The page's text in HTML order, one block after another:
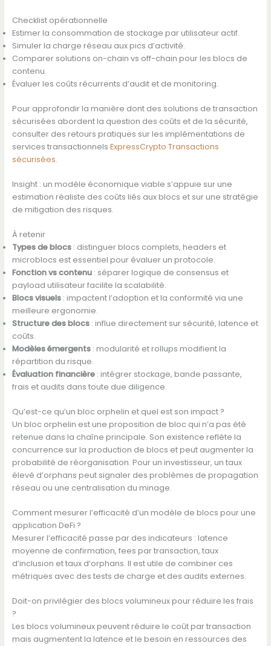
Checklist opérationnelle
Estimer la consommation de stockage par utilisateur actif.
Simuler la charge réseau aux pics d’activité.
Comparer solutions on-chain vs off-chain pour les blocs de
contenu.
Évaluer les coûts récurrents d’audit et de monitoring.
Pour approfondir la manière dont des solutions de transaction
sécurisées abordent la question des coûts et de la sécurité,
consulter des retours pratiques sur les implémentations de
services transactionnels ExpressCrypto Transactions
sécurisées.
Insight : un modèle économique viable s’appuie sur une
estimation réaliste des coûts liés aux blocs et sur une stratégie
de mitigation des risques.
À retenir
Types de blocs: distinguer blocs complets, headers et
microblocs est essentiel pour évaluer un protocole.
Fonction vs contenu: séparer logique de consensus et
payload utilisateur facilite la scalabilité.
Blocs visuels: impactent l’adoption et la conformité via une
meilleure ergonomie.
Structure des blocs: influe directement sur sécurité, latence et
coûts.
Modèles émergents: modularité et rollups modifient la
répartition du risque.
Évaluation financière: intégrer stockage, bande passante,
frais et audits dans toute due diligence.
Qu’est-ce qu’un bloc orphelin et quel est son impact ?
Un bloc orphelin est une proposition de bloc qui n’a pas été
retenue dans la chaîne principale. Son existence reflète la
concurrence sur la production de blocs et peut augmenter la
probabilité de réorganisation. Pour un investisseur, un taux
élevé d’orphans peut signaler des problèmes de propagation
réseau ou une centralisation du minage.
Comment mesurer l’efficacité d’un modèle de blocs pour une
application DeFi ?
Mesurer l’efficacité passe par des indicateurs : latence
moyenne de confirmation, fees par transaction, taux
d’inclusion et taux d’orphans. Il est utile de combiner ces
métriques avec des tests de charge et des audits externes.
Doit-on privilégier des blocs volumineux pour réduire les frais
?
Les blocs volumineux peuvent réduire le coût par transaction
mais augmentent la latence et le besoin en ressources des